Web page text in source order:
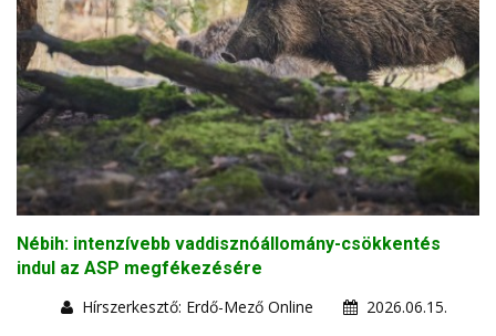
Nébih: intenzívebb vaddisznóállomány-csökkentés
indul az ASP megfékezésére
Hírszerkesztő: Erdő-Mező Online
2026.06.15.